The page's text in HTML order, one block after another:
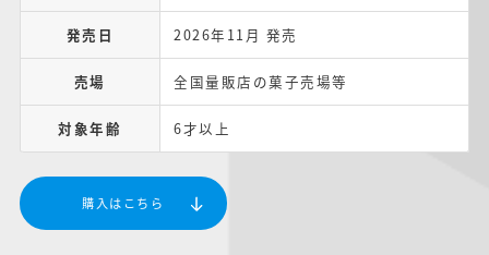
発売日 2026年11月 発売
売場 全国量販店の菓子売場等
対象年齢 6才以上
購入はこちら